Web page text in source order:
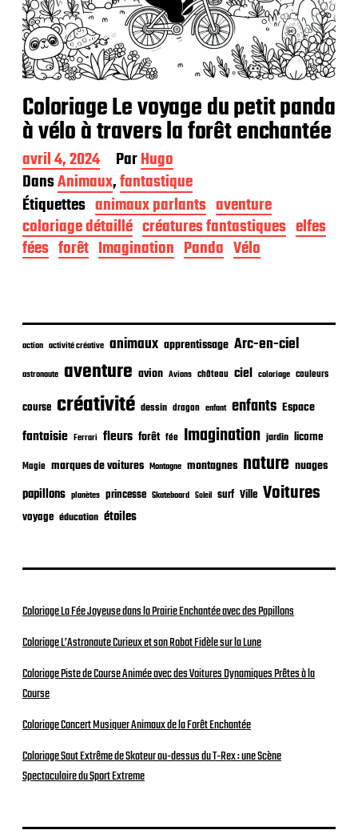
Coloriage Le voyage du petit panda
à vélo à travers la forêt enchantée
D
a
t
e
d
e
p
i
a
t
i
o
n
avril 4, 2024 ParHugo
DansAnimaux,fantastique
Étiquettes animaux parlants aventure
coloriage détaillé créatures fantastiques elfes
fées forêt Imagination Panda Vélo
action activité créative animaux apprentissage Arc-en-ciel
astronaute aventure avion Avions château ciel coloriage couleurs
course créativité dessin dragon enfant enfants Espace
fantaisie Ferrari fleurs forêt fée Imagination jardin licorne
Magie marques de voitures Montagne montagnes nature nuages
papillons planètes princesse Skateboard Soleil surf Ville Voitures
voyage éducation étoiles
Coloriage La Fée Joyeuse dans la Prairie Enchantée avec des Papillons
Coloriage L’Astronaute Curieux et son Robot Fidèle sur la Lune
Coloriage Piste de Course Animée avec des Voitures Dynamiques Prêtes à la
Course
Coloriage Concert Musiquer Animaux de la Forêt Enchantée
Coloriage Saut Extrême de Skateur au-dessus du T-Rex : une Scène
Spectaculaire du Sport Extreme